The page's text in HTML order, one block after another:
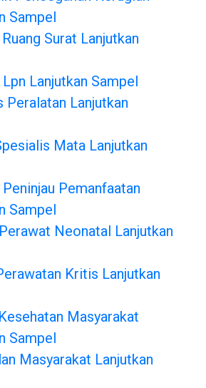
Sampel
Surat Lanjutkan
Lanjutkan Sampel
Peralatan Lanjutkan
Mata Lanjutkan
Pemanfaatan
Sampel
Neonatal Lanjutkan
Kritis Lanjutkan
Masyarakat
Sampel
Masyarakat Lanjutkan